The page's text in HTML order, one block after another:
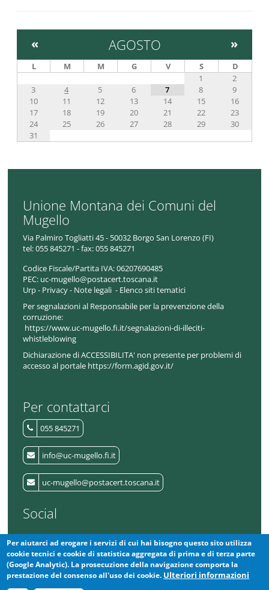
AGOSTO
« »
L M M G V S
D
1
2
3
4 5 6 7 8
9
10
11 12 13 14 15
16
17
18 19 20 21 22
23
24
25 26 27 28 29
30
31
Unione Montana dei Comuni del
Mugello
Via Palmiro Togliatti 45 - 50032 Borgo San Lorenzo (FI)
tel:055 845271 - fax: 055 845271
Codice Fiscale/Partita IVA:06207690485
PEC: uc-mugello@postacert.toscana.it
Urp- Privacy- Note legali - Elenco siti tematici
Per segnalazioni al Responsabile per la prevenzione della
corruzione:
https://www.uc-mugello.fi.it/segnalazioni-di-illeciti-
whistleblowing
Dichiarazione di ACCESSIBILITA' non presente per problemi di
accesso al portale https://form.agid.gov.it/
Per contattarci
055 845271
info@uc-mugello.fi.it
uc-mugello@postacert.toscana.it
Social
L'Unione
La Protezione Civile del Mugello
Per aiutarci ad erogare i servizi di cui hai bisogno questo sito utilizza
cookie tecnici e cookie di statistica aggregata di prima e di terza parte
(Google Analytic). La prosecuzione della navigazione comporta la
prestazione del consenso all'uso dei cookie. Ulteriori informazioni